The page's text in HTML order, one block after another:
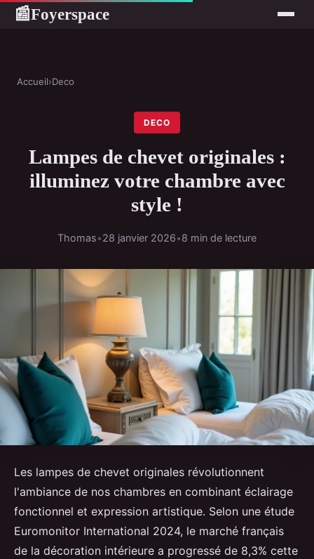
📰Foyerspace
Accueil›Deco
DECO
Lampes de chevet originales :
illuminez votre chambre avec
style !
Thomas•28 janvier 2026•8 min de lecture
Les lampes de chevet originales révolutionnent
l'ambiance de nos chambres en combinant éclairage
fonctionnel et expression artistique. Selon une étude
Euromonitor International 2024, le marché français
de la décoration intérieure a progressé de 8,3% cette